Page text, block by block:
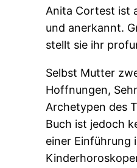
Anita Cortest ist
und anerkannt.
stellt sie ihr
Selbst Mutter
Hoffnungen,
Archetypen des
Buch ist jedoch
einer Einführung